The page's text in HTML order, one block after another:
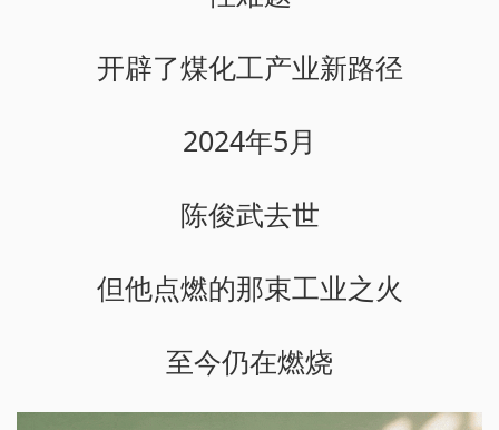
开辟了煤化工产业新路径
2024年5月
陈俊武去世
但他点燃的那束工业之火
至今仍在燃烧